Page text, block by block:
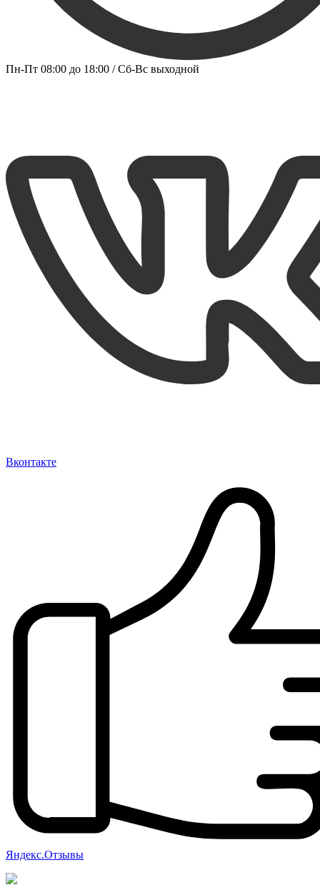
Пн-Пт 08:00 до 18:00 / Сб-Вс выходной
Вконтакте
Яндекс.Отзывы